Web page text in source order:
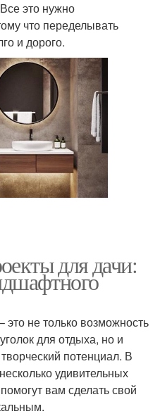
это нужно
что переделывать
и дорого.
для дачи:
не только возможность
для отдыха, но и
потенциал. В
удивительных
вам сделать свой